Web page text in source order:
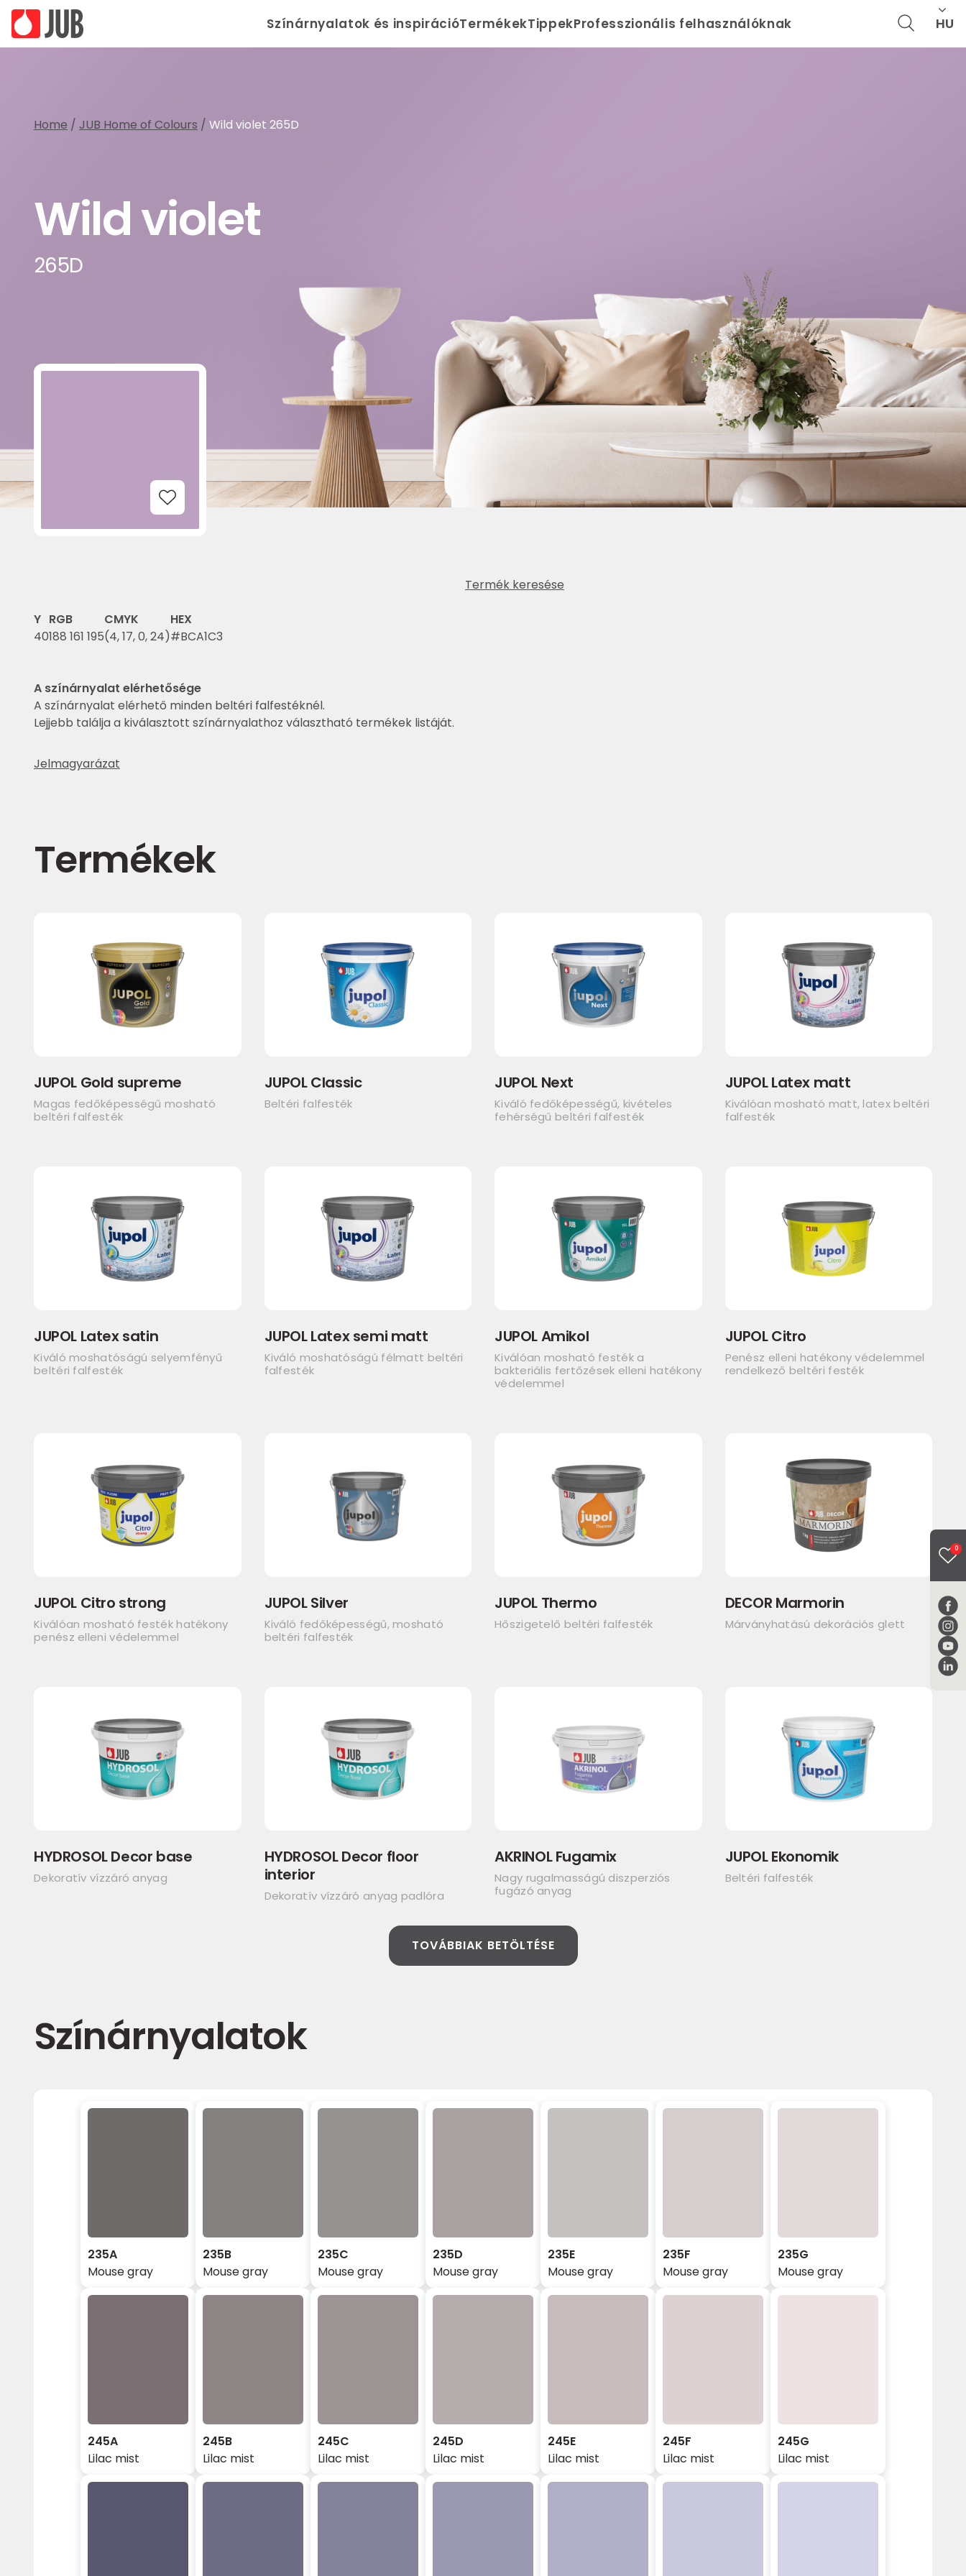
Színárnyalatok és inspirációTermékekTippekProfesszionális felhasználóknak HU
0
Home / JUB Home of Colours / Wild violet 265D
Wild violet
265D
Add to Wishlist
Termék keresése
Y
40
RGB
188 161 195
CMYK
(4, 17, 0, 24)
HEX
#BCA1C3
A színárnyalat elérhetősége
A színárnyalat elérhető minden beltéri falfestéknél.
Lejjebb találja a kiválasztott színárnyalathoz választható termékek listáját.
Jelmagyarázat
Termékek
JUPOL Gold supreme
Magas fedőképességű mosható
beltéri falfesték
JUPOL Classic
Beltéri falfesték
JUPOL Next
Kiváló fedőképességű, kivételes
fehérségű beltéri falfesték
JUPOL Latex matt
Kiválóan mosható matt, latex beltéri
falfesték
JUPOL Latex satin
Kiváló moshatóságú selyemfényű
beltéri falfesték
JUPOL Latex semi matt
Kiváló moshatóságú félmatt beltéri
falfesték
JUPOL Amikol
Kiválóan mosható festék a
bakteriális fertőzések elleni hatékony
védelemmel
JUPOL Citro
Penész elleni hatékony védelemmel
rendelkező beltéri festék
JUPOL Citro strong
Kiválóan mosható festék hatékony
penész elleni védelemmel
JUPOL Silver
Kiváló fedőképességű, mosható
beltéri falfesték
JUPOL Thermo
Hőszigetelő beltéri falfesték
DECOR Marmorin
Márványhatású dekorációs glett
HYDROSOL Decor base
Dekoratív vízzáró anyag
HYDROSOL Decor floor
interior
Dekoratív vízzáró anyag padlóra
AKRINOL Fugamix
Nagy rugalmasságú diszperziós
fugázó anyag
JUPOL Ekonomik
Beltéri falfesték
TOVÁBBIAK BETÖLTÉSE
Színárnyalatok
235A
Mouse gray
235B
Mouse gray
235C
Mouse gray
235D
Mouse gray
235E
Mouse gray
235F
Mouse gray
235G
Mouse gray
245A
Lilac mist
245B
Lilac mist
245C
Lilac mist
245D
Lilac mist
245E
Lilac mist
245F
Lilac mist
245G
Lilac mist